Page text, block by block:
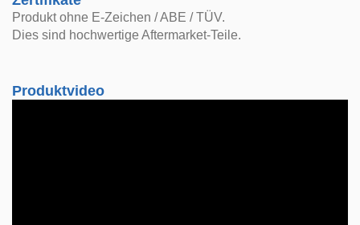
Produkt ohne E-Zeichen / ABE / TÜV.
Dies sind hochwertige Aftermarket-Teile.
Produktvideo